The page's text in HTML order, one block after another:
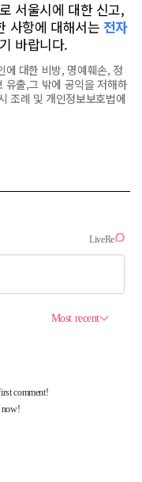
서울시에 대한 신고,
사항에 대해서는 전자
바랍니다.
에 대한 비방, 명예훼손, 정
유출,그 밖에 공익을 저해하
조례 및 개인정보보호법에